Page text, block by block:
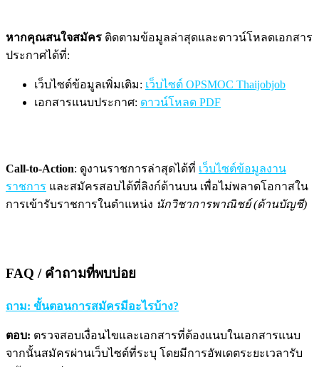
หากคุณสนใจสมัคร ติดตามข้อมูลล่าสุดและดาวน์โหลดเอกสาร
ประกาศได้ที่:
เว็บไซต์ข้อมูลเพิ่มเติม: เว็บไซต์ OPSMOC Thaijobjob
เอกสารแนบประกาศ: ดาวน์โหลด PDF
Call-to-Action: ดูงานราชการล่าสุดได้ที่ เว็บไซต์ข้อมูลงาน
ราชการ และสมัครสอบได้ที่ลิงก์ด้านบน เพื่อไม่พลาดโอกาสใน
การเข้ารับราชการในตำแหน่ง นักวิชาการพาณิชย์ (ด้านบัญชี)
FAQ / คำถามที่พบบ่อย
ถาม: ขั้นตอนการสมัครมีอะไรบ้าง?
ตอบ: ตรวจสอบเงื่อนไขและเอกสารที่ต้องแนบในเอกสารแนบ
จากนั้นสมัครผ่านเว็บไซต์ที่ระบุ โดยมีการอัพเดตระยะเวลารับ